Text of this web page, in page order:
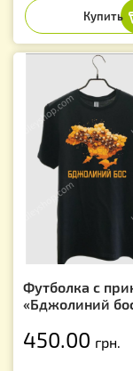
Футболка с
«Бджолиний
450.00 грн.